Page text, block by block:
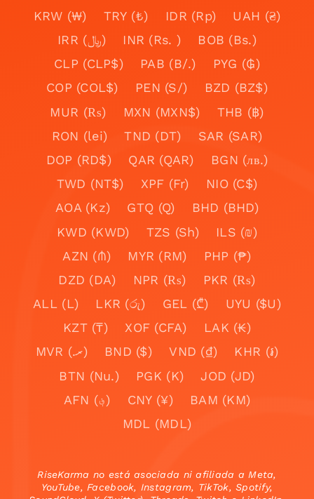
KRW (₩)
TRY (₺) IDR (Rp)
UAH (₴)
IRR (﷼)
INR (Rs. )
BOB (Bs.)
CLP (CLP$)
PAB (B/.)
PYG (₲)
COP (COL$)
PEN (S/)
BZD (BZ$)
MUR (₨)
MXN (MXN$)
THB (฿)
RON (lei)
TND (DT)
SAR (SAR)
DOP (RD$)
QAR (QAR)
BGN (лв.)
TWD (NT$)
XPF (Fr)
NIO (C$)
AOA (Kz)
GTQ (Q)
BHD (BHD)
KWD (KWD)
TZS (Sh)
ILS (₪)
AZN (₼)
MYR (RM)
PHP (₱)
DZD (DA)
NPR (₨)
PKR (₨)
ALL (L)
LKR (රු) GEL (₾)
UYU ($U)
KZT (₸)
XOF (CFA)
LAK (₭)
MVR (.ރ)
BND ($) VND (₫)
KHR (៛)
BTN (Nu.)
PGK (K)
JOD (JD)
AFN (؋)
CNY (¥)
BAM (KM)
MDL (MDL)
RiseKarma no está asociada ni afiliada a Meta,
YouTube, Facebook, Instagram, TikTok, Spotify,